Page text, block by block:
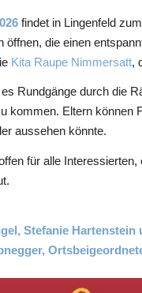
findet in Lingenfeld
öffnen, die einen
Kita Raupe Nimmersatt,
Rundgänge durch die
kommen. Eltern können
aussehen könnte.
für alle
Stefanie